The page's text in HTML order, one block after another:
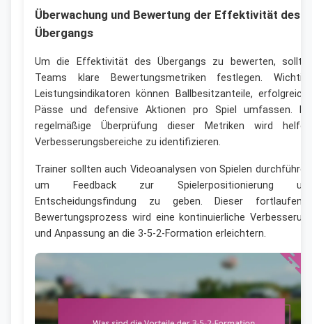
Überwachung und Bewertung der Effektivität des
Übergangs
Um die Effektivität des Übergangs zu bewerten,
Teams klare Bewertungsmetriken festlegen.
Leistungsindikatoren können Ballbesitzanteile,
Pässe und defensive Aktionen pro Spiel umfassen.
regelmäßige Überprüfung dieser Metriken wird
Verbesserungsbereiche zu identifizieren.
Trainer sollten auch Videoanalysen von Spielen
um Feedback zur Spielerpositionierung
Entscheidungsfindung zu geben. Dieser
Bewertungsprozess wird eine kontinuierliche
und Anpassung an die 3-5-2-Formation erleichtern.